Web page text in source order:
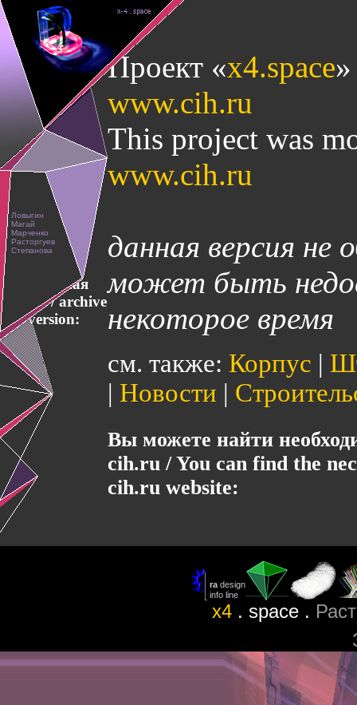
Архивная
версия / archive
version:
Проект «x4.space
www.cih.ru
This project was
www.cih.ru
данная версия не
может быть
некоторое время
см. также: Корпус |
| Новости |
Вы можете найти
cih.ru / You can find the
cih.ru website:
x4 . space .